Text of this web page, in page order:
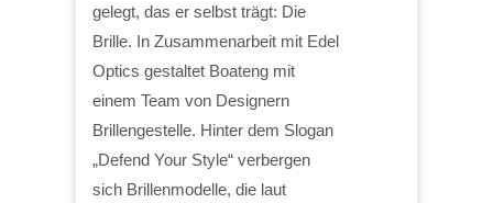
gelegt, das er selbst trägt: Die
Brille. In Zusammenarbeit mit Edel
Optics gestaltet Boateng mit
einem Team von Designern
Brillengestelle. Hinter dem Slogan
„Defend Your Style“ verbergen
sich Brillenmodelle, die laut